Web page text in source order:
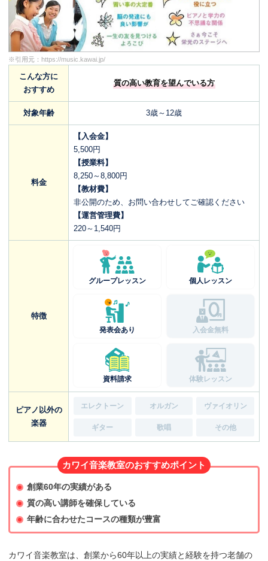
※引用元： https://music.kawai.jp/
こんな方に
おすすめ
質の高い教育を望んでいる方
対象年齢 3歳～12歳
料金
【入会金】
5,500円
【授業料】
8,250～8,800円
【教材費】
非公開のため、お問い合わせしてご確認ください
【運営管理費】
220～1,540円
特徴
グループレッスン 個人レッスン
発表会あり 入会金無料
資料請求 体験レッスン
ピアノ以外の
楽器
エレクトーン オルガン ヴァイオリン
ギター 歌唱 その他
カワイ音楽教室のおすすめポイント
創業60年の実績がある
質の高い講師を確保している
年齢に合わせたコースの種類が豊富
カワイ音楽教室は、創業から60年以上の実績と経験を持つ老舗の